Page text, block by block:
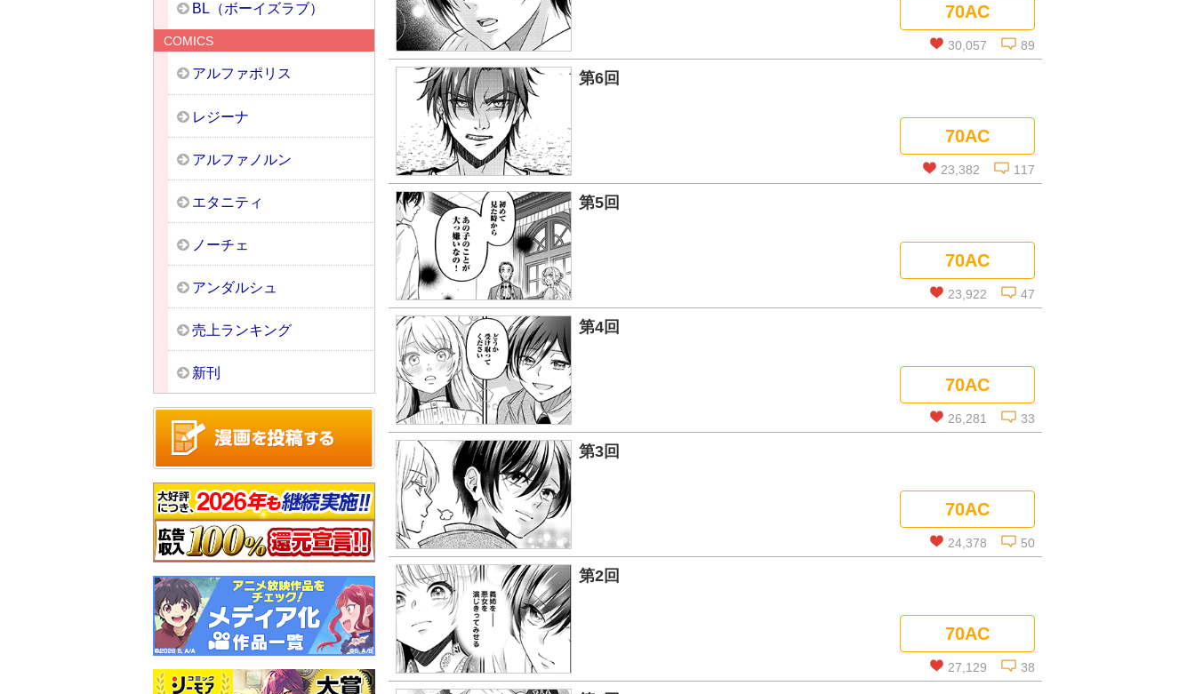
コメントを見る
70AC
30,057 89
コメントを見る
第6回
70AC
23,382 117
コメントを見る
第5回
70AC
23,922 47
コメントを見る
第4回
70AC
26,281 33
コメントを見る
第3回
70AC
24,378 50
コメントを見る
第2回
70AC
27,129 38
BL（ボーイズラブ）
COMICS
アルファポリス
レジーナ
アルファノルン
エタニティ
ノーチェ
アンダルシュ
売上ランキング
新刊